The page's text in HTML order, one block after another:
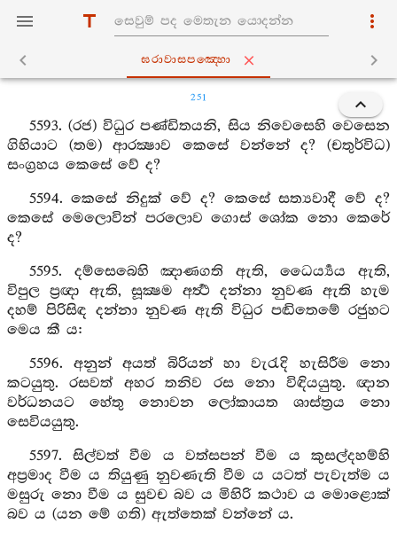
ඝරාවාසපඤ‍්හො
251
5593. (රජ) විධුර පණ්ඩිතයනි, සිය නිවෙසෙහි වෙසෙන
ගිහියාට (තම) ආරක්‍ෂාව කෙසේ වන්නේ ද? (චතුර්විධ)
සංග්‍රහය කෙසේ වේ ද?
5594. කෙසේ නිදුක් වේ ද? කෙසේ සත්‍යවාදී වේ ද?
කෙසේ මෙලොවින් පරලොව ගොස් ශෝක නො කෙරේ
ද?
5595. දම්සෙබෙහි ඤාණගති ඇති, ධෛර්‍ය්‍යය ඇති,
විපුල ප්‍රඥා ඇති, සූක්‍ෂම අර්‍ත්‍ථ දන්නා නුවණ ඇති හැම
දහම් පිරිසිඳ දන්නා නුවණ ඇති විධුර පඬිතෙමේ රජුහට
මෙය කී ය:
5596. අනුන් අයත් බිරියන් හා වැරැදි හැසිරීම නො
කටයුතු. රසවත් අහර තනිව රස නො විඳියයුතු. ඥාන
වර්ධනයට හේතු නොවන ලෝකායත ශාස්ත්‍රය නො
සෙවියයුතු.
5597. සිල්වත් වීම ය වත්සපන් වීම ය කුසල්දහම්හි
අප්‍රමාද වීම ය තියුණු නුවණැති වීම ය යටත් පැවැත්ම ය
මසුරු නො වීම ය සුවච බව ය මිහිරි කථාව ය මොළොක්
බව ය (යන මේ ගති) ඇත්තෙක් වන්නේ ය.